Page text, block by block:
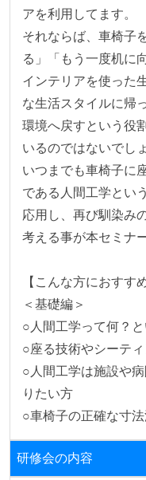
アを利用してます。
それならば、車椅子
る」「もう一度机に
インテリアを使った
な生活スタイルに帰
環境へ戻すという役
いるのではないでし
いつまでも車椅子に
である人間工学とい
応用し、再び馴染み
考える事が本セミナ
【こんな方におすすめ
＜基礎編＞
○人間工学って何？
○座る技術やシーテ
○人間工学は施設や
りたい方
○車椅子の正確な寸
研修会の内容